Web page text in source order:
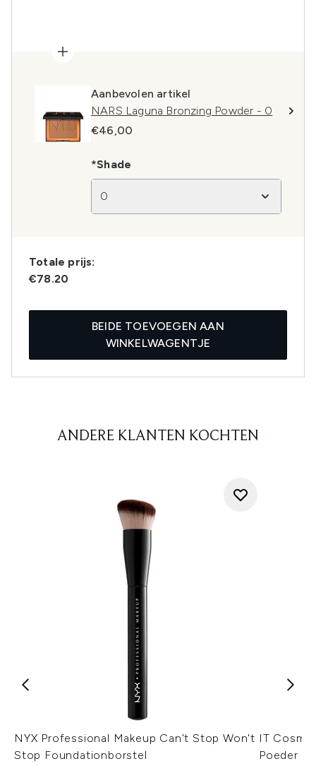
Aanbevolen artikel
NARS Laguna Bronzing Powder - 0
€46,00
*Shade
0
Totale prijs:
€78.20
BEIDE TOEVOEGEN AAN
WINKELWAGENTJE
ANDERE KLANTEN KOCHTEN
NYX Professional Makeup Can't Stop Won't
Stop Foundationborstel
IT
Poeder